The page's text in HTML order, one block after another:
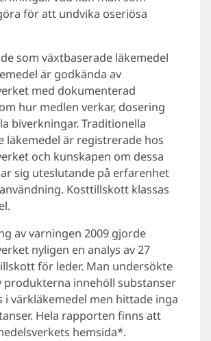
för att undvika oseriösa
som växtbaserade läkemedel
är godkända av
med dokumenterad
hur medlen verkar, dosering
biverkningar. Traditionella
läkemedel är registrerade hos
och kunskapen om dessa
sig uteslutande på erfarenhet
Kosttillskott klassas
av varningen 2009 gjorde
nyligen en analys av 27
för leder. Man undersökte
produkterna innehöll substanser
i värkläkemedel men hittade inga
Hela rapporten finns att
hemsida*.